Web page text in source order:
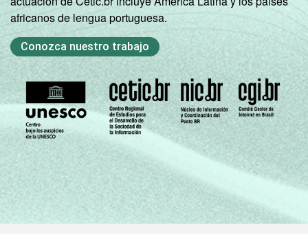
africanos de lengua portuguesa.
Conozca nuestro trabajo